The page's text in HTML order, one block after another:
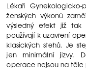
Lékaři
ženských výkonů
výsledný efekt již tak
používají k uzavření
klasických stehů. Je
jen minimální jizvy.
operace nejsou na